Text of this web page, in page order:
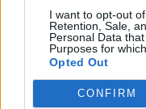
I want to opt-out
Retention, Sale,
Personal Data
Purposes for
Opted Out
CONFIRM
Elektromos
9
ezzel